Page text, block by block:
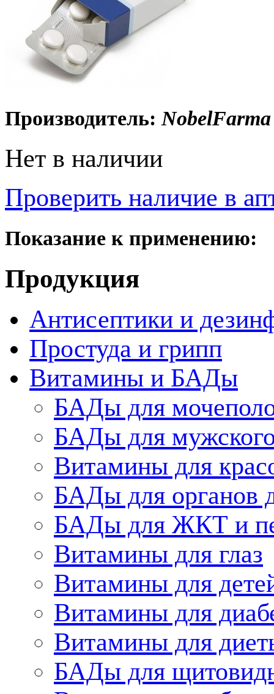
Производитель:
Нет в наличии
Проверить наличие в
Показание к применению:
Продукция
Антисептики и
Простуда и грипп
Витамины и БАДы
БАДы для
БАДы для
Витамины для
БАДы для органов
БАДы для ЖКТ и
Витамины для глаз
Витамины для
Витамины для
Витамины для
БАДы для